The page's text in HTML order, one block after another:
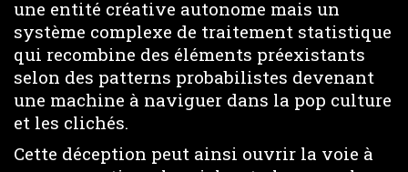
une entité créative autonome mais un
système complexe de traitement statistique
qui recombine des éléments préexistants
selon des patterns probabilistes devenant
une machine à naviguer dans la pop culture
et les clichés.
Cette déception peut ainsi ouvrir la voie à